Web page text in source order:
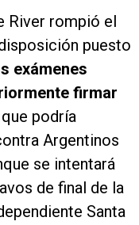
River rompió el
puesto
exámenes
firmar
podría
Argentinos
se intentará
de final de la
Santa